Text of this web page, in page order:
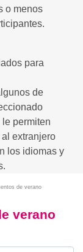
o menos
para
de
permiten
extranjero
los idiomas y
de verano
verano